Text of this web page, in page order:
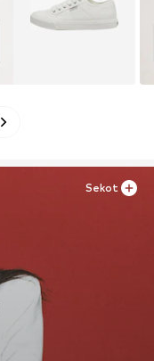
Sekot